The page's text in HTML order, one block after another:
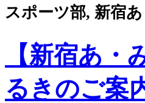
スポーツ部, 新宿
【新宿あ
るきのご案